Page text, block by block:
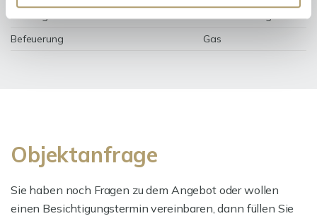
Heizung
Zentralheizung
Befeuerung
Gas
Objektanfrage
Sie haben noch Fragen zu dem Angebot oder wollen
einen Besichtigungstermin vereinbaren, dann füllen Sie